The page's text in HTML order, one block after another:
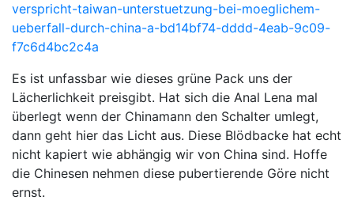
verspricht-taiwan-unterstuetzung-bei-moeglichem-
ueberfall-durch-china-a-bd14bf74-dddd-4eab-9c09-
f7c6d4bc2c4a
Es ist unfassbar wie dieses grüne Pack uns der
Lächerlichkeit preisgibt. Hat sich die Anal Lena mal
überlegt wenn der Chinamann den Schalter umlegt,
dann geht hier das Licht aus. Diese Blödbacke hat echt
nicht kapiert wie abhängig wir von China sind. Hoffe
die Chinesen nehmen diese pubertierende Göre nicht
ernst.